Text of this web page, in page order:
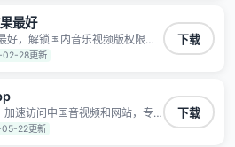
最好
好，解锁国内音乐视频版权限制.
效降低国服游戏延迟. 提升国内
加速黑科技 · 海量边缘. 动态多
02-28更新
下载
速访问中国音视频和网站，专
速访问优酷、bilibili、腾讯视频、
戏，例如原神、阴阳师、和平精
22更新
下载